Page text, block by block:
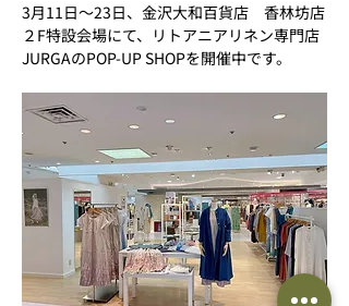
3月11日～23日、金沢大和百貨店　香林坊店
２F特設会場にて、リトアニアリネン専門店
JURGAのPOP-UP SHOPを開催中です。